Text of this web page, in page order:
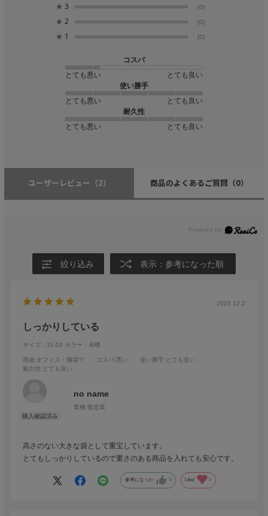
★ 3 (0)
★ 2 (0)
★ 1 (0)
コスパ
とても悪い
とても良い
使い勝手
とても悪い
とても良い
耐久性
とても悪い
とても良い
ユーザーレビュー （2） 商品のよくあるご質問 （0）
絞り込み 表示：参考になった順
2025.12.2
しっかりしている
サイズ：31-19 カラー：未晒
用途:オフィス・職場で コスパ:悪い 使い勝手 :とても良い
耐久性:とても良い
no name
業種:製造業
高さのない大きな袋として重宝しています。
とてもしっかりしているので重さのある商品を入れても安心です。
参考になった 0 Like! 0